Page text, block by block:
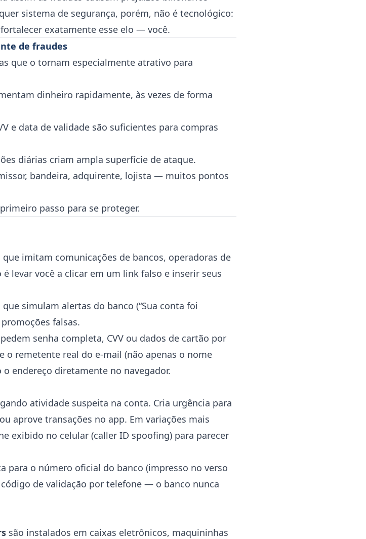
sistema de segurança, porém, não é tecnológico:
exatamente esse elo — você.
de fraudes
que o tornam especialmente atrativo para
dinheiro rapidamente, às vezes de forma
e data de validade são suficientes para compras
diárias criam ampla superfície de ataque.
bandeira, adquirente, lojista — muitos pontos
passo para se proteger.
imitam comunicações de bancos, operadoras de
levar você a clicar em um link falso e inserir seus
simulam alertas do banco (“Sua conta foi
falsas.
senha completa, CVV ou dados de cartão por
o remetente real do e-mail (não apenas o nome
endereço diretamente no navegador.
atividade suspeita na conta. Cria urgência para
aprove transações no app. Em variações mais
exibido no celular (caller ID spoofing) para parecer
para o número oficial do banco (impresso no verso
de validação por telefone — o banco nunca
são instalados em caixas eletrônicos, maquininhas